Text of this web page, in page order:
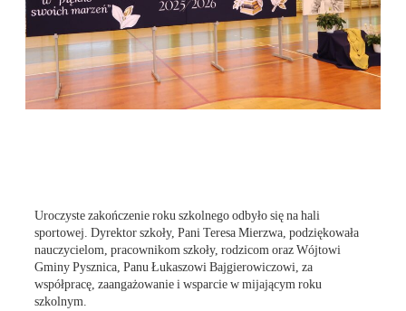
Uroczyste zakończenie roku szkolnego odbyło się na hali
sportowej. Dyrektor szkoły, Pani Teresa Mierzwa, podziękowała
nauczycielom, pracownikom szkoły, rodzicom oraz Wójtowi
Gminy Pysznica, Panu Łukaszowi Bajgierowiczowi, za
współpracę, zaangażowanie i wsparcie w mijającym roku
szkolnym.